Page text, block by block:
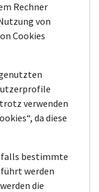
Rechner
von
Cookies
verwenden
da diese
bestimmte
werden
die